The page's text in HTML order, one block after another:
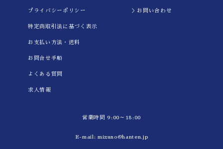
プライバシーポリシー
特定商取引法に基づく表示
お支払い方法・送料
お問合せ手順
よくある質問
求人情報
＞お問い合わせ
営業時間 9:00～18:00
E-mail: mizuno@hanten.jp